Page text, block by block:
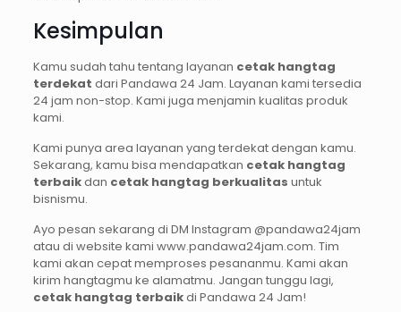
Kesimpulan
Kamu sudah tahu tentang layanan cetak hangtag
terdekat dari Pandawa 24 Jam. Layanan kami tersedia
24 jam non-stop. Kami juga menjamin kualitas produk
kami.
Kami punya area layanan yang terdekat dengan kamu.
Sekarang, kamu bisa mendapatkan cetak hangtag
terbaikdan cetak hangtag berkualitas untuk
bisnismu.
Ayo pesan sekarang di DM Instagram @pandawa24jam
atau di website kami www.pandawa24jam.com. Tim
kami akan cepat memproses pesananmu. Kami akan
kirim hangtagmu ke alamatmu. Jangan tunggu lagi,
cetak hangtag terbaikdi Pandawa 24 Jam!